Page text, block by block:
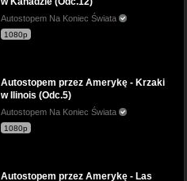
Autostopem Na Koniec Świata
1080p
Autostopem przez Amerykę - Krzaki
w Ilinois (Odc.5)
Autostopem Na Koniec Świata
1080p
Autostopem przez Amerykę - Las